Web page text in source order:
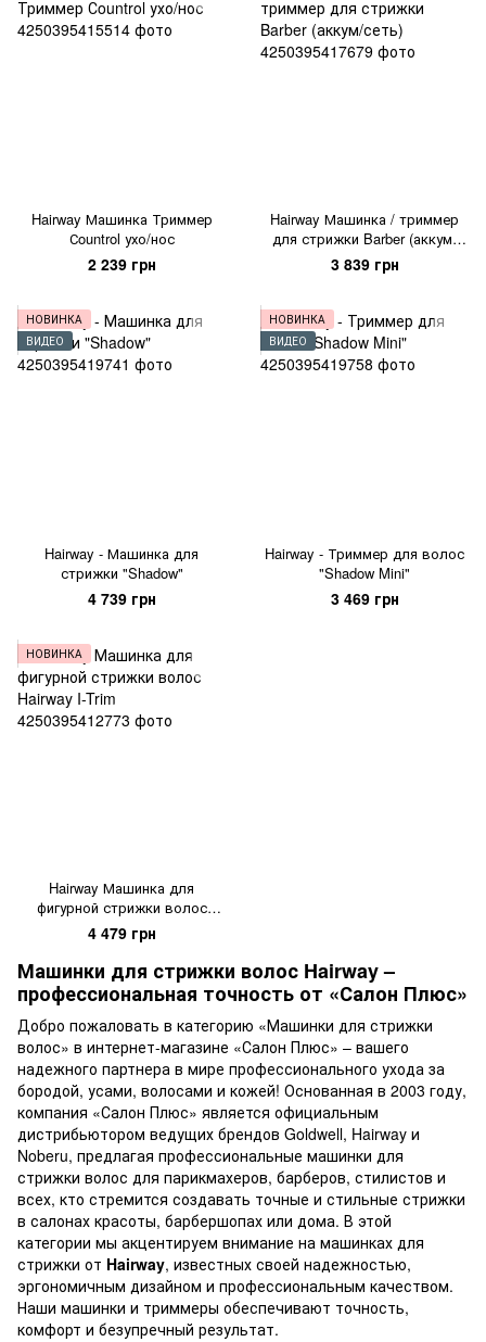
Hairway Машинка Триммер
Сountrol ухо/нос
2 239 грн
Hairway Машинка / триммер
для стрижки Barber (аккум/
сеть)
3 839 грн
НОВИНКА
ВИДЕО
Hairway - Машинка для
стрижки "Shadow"
4 739 грн
НОВИНКА
ВИДЕО
Hairway - Триммер для волос
"Shadow Mini"
3 469 грн
НОВИНКА
Hairway Машинка для
фигурной стрижки волос
Hairway I-Trim
4 479 грн
Машинки для стрижки волос Hairway –
профессиональная точность от «Салон Плюс»
Добро пожаловать в категорию «Машинки для стрижки
волос» в интернет-магазине «Салон Плюс» – вашего
надежного партнера в мире профессионального ухода за
бородой, усами, волосами и кожей! Основанная в 2003 году,
компания «Салон Плюс» является официальным
дистрибьютором ведущих брендов Goldwell, Hairway и
Noberu, предлагая профессиональные машинки для
стрижки волос для парикмахеров, барберов, стилистов и
всех, кто стремится создавать точные и стильные стрижки
в салонах красоты, барбершопах или дома. В этой
категории мы акцентируем внимание на машинках для
стрижки от Hairway, известных своей надежностью,
эргономичным дизайном и профессиональным качеством.
Наши машинки и триммеры обеспечивают точность,
комфорт и безупречный результат.